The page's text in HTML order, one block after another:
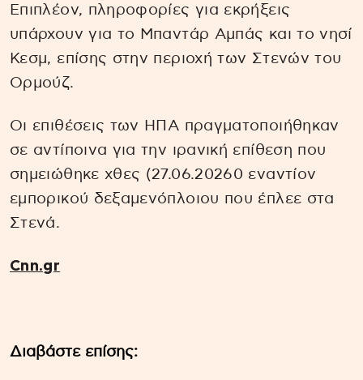
Επιπλέον, πληροφορίες για εκρήξεις
υπάρχουν για το Μπαντάρ Αμπάς και το νησί
Κεσμ, επίσης στην περιοχή των Στενών του
Ορμούζ.
Οι επιθέσεις των ΗΠΑ πραγματοποιήθηκαν
σε αντίποινα για την ιρανική επίθεση που
σημειώθηκε χθες (27.06.20260 εναντίον
εμπορικού δεξαμενόπλοιου που έπλεε στα
Στενά.
Cnn.gr
Διαβάστε επίσης: